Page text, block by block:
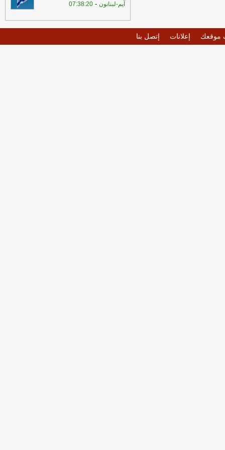
آيم-لبنانون -
07:38:20
موقعك إعلانات إتصل بنا